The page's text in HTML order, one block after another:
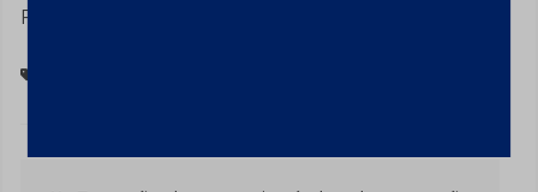
Fonte: Padrão